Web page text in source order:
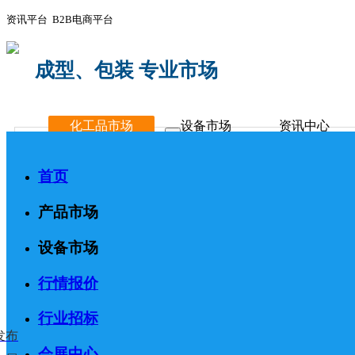
资讯平台 B2B电商平台
成型、包装 专业市场
化工品市场 设备市场 资讯中心
首页
产品市场
设备市场
行情报价
行业招标
布